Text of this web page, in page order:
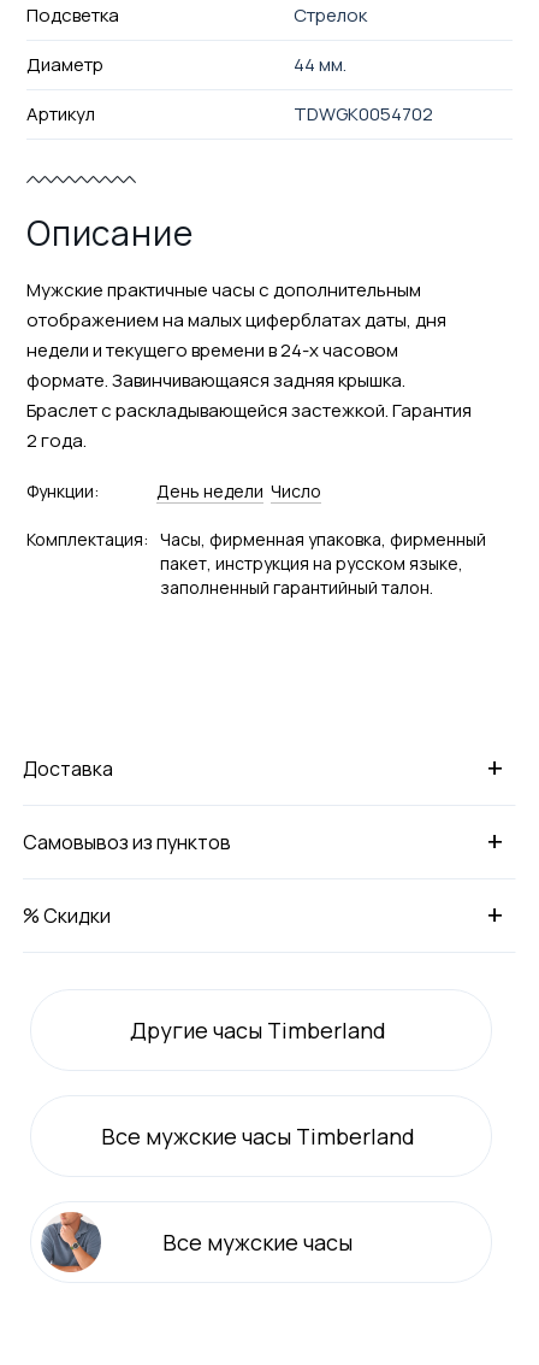
Подсветка
Стрелок
Диаметр
44 мм.
Артикул
TDWGK0054702
Описание
Мужские практичные часы с дополнительным
отображением на малых циферблатах даты, дня
недели и текущего времени в 24-х часовом
формате. Завинчивающаяся задняя крышка.
Браслет с раскладывающейся застежкой. Гарантия
2 года.
Функции: День недели Число
Комплектация: Часы, фирменная упаковка, фирменный
пакет, инструкция на русском языке,
заполненный гарантийный талон.
+
Доставка
+
Самовывоз из пунктов
+
% Скидки
Другие часы Timberland
Все мужские часы Timberland
Все мужские часы